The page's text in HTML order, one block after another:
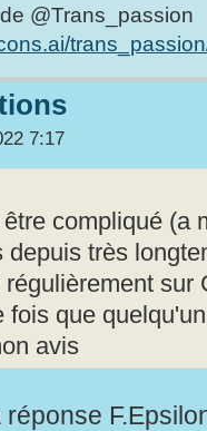
@Trans_passion
7:17
compliqué (a
depuis très
sur
fois que
avis